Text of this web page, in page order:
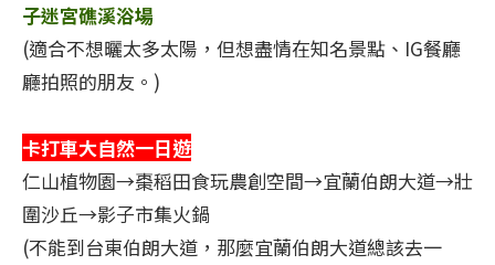
子迷宮礁溪浴場​
(適合不想曬太多太陽，但想盡情在知名景點、IG餐廳
廳拍照的朋友。)
卡打車大自然一日遊
仁山植物園→棗稻田食玩農創空間→宜蘭伯朗大道→壯
圍沙丘→影子市集火鍋
(不能到台東伯朗大道，那麼宜蘭伯朗大道總該去一